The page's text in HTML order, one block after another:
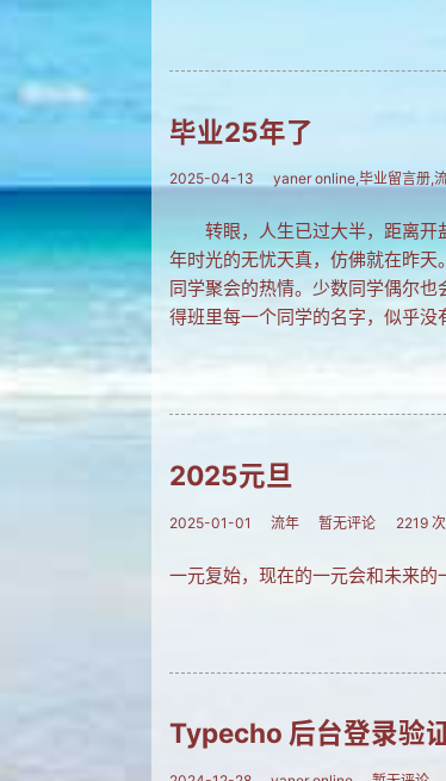
毕业25年了
2025-04-13 yaner online,毕业留言册,
转眼，人生已过大半，距离开
年时光的无忧天真，仿佛就在昨
同学聚会的热情。少数同学偶尔
得班里每一个同学的名字，似乎没
2025元旦
2025-01-01 流年 暂无评论 2219
一元复始，现在的一元会和未来的
Typecho 后台登录验